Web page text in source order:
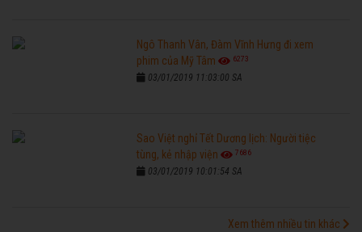
Ngô Thanh Vân, Đàm Vĩnh Hưng đi xem
phim của Mỹ Tâm
6273
03/01/2019 11:03:00 SA
Sao Việt nghỉ Tết Dương lịch: Người tiệc
tùng, kẻ nhập viện
7686
03/01/2019 10:01:54 SA
Xem thêm nhiều tin khác